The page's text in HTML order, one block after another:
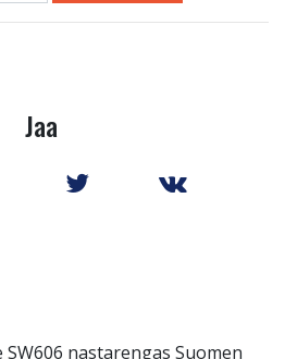
Jaa
nastarengas Suomen